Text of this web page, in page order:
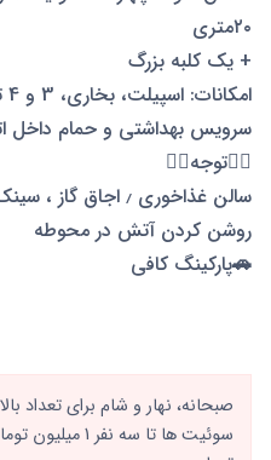
٢٠مترى
+ یک کلبه بزرگ
سرویس بهداشتی و حمام داخل
👇🏻توجه👇🏻
سالن غذاخوری ٫ اجاق
روشن کردن آتش در محوطه
🚗پارکینگ کافی
صبحانه، نهار و شام برای تعداد